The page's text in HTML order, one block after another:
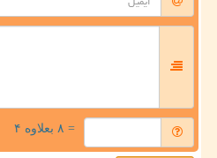
= ۸ بعلاوه ۴